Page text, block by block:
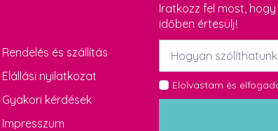
Rendelés és szállítás
Elállási nyilatkozat
Gyakori kérdések
Impresszum
Iratkozz fel most,
időben értesülj!
Név
GDPR
*
Elolvastam és